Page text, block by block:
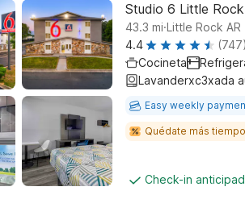
Studio 6 Little
43.3 mi.Little Rock AR
4.4
(747)
Cocineta
Lavanderxc3xada
Easy weekly
Quédate más
Check-in